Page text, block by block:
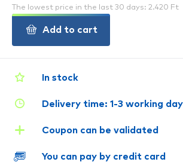
In stock
Delivery time: 1-3 working
Coupon can be validated
You can pay by credit card
The lowest price in the last 30 days: 2.420 Ft
Add to cart